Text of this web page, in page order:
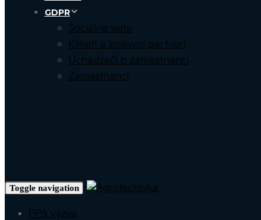
GDPR
Sociálne siete
Klineti a zmluvní partneri
Uchádzači o zamestnanci
Zamestnanci
Toggle navigation
PPA výzva